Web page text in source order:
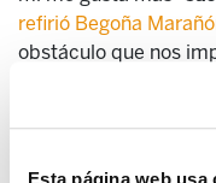
refirió Begoña
obstáculo que nos
laboral y personal
que me resulta más
mujeres en el